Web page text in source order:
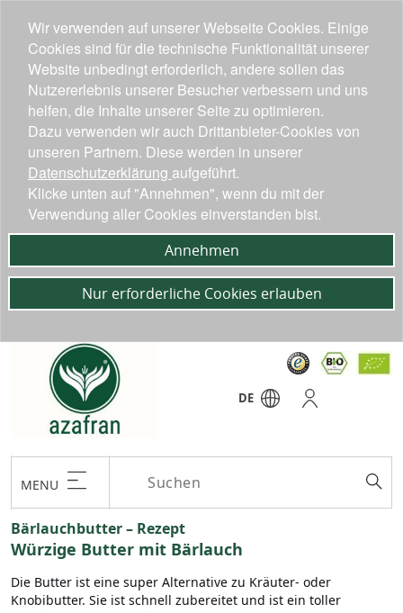
DE
MENU
Bärlauchbutter – Rezept
Würzige Butter mit Bärlauch
Die Butter ist eine super Alternative zu Kräuter- oder
Knobibutter. Sie ist schnell zubereitet und ist ein toller
Wir verwenden auf unserer Webseite Cookies. Einige
Cookies sind für die technische Funktionalität unserer
Website unbedingt erforderlich, andere sollen das
Nutzererlebnis unserer Besucher verbessern und uns
helfen, die Inhalte unserer Seite zu optimieren.
Dazu verwenden wir auch Drittanbieter-Cookies von
unseren Partnern. Diese werden in unserer
Datenschutzerklärung aufgeführt.
Klicke unten auf "Annehmen", wenn du mit der
Verwendung aller Cookies einverstanden bist.
Annehmen
Nur erforderliche Cookies erlauben